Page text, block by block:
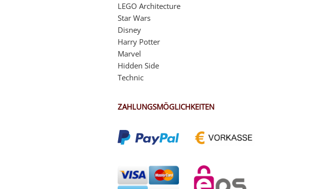
LEGO Architecture
Star Wars
Disney
Harry Potter
Marvel
Hidden Side
Technic
ZAHLUNGSMÖGLICHKEITEN